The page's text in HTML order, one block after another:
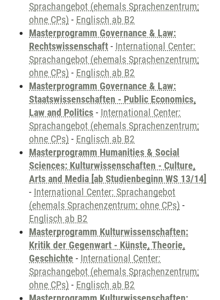
Sprachangebot (ehemals Sprachenzentrum;
ohne CPs) - Englisch ab B2
Masterprogramm Governance & Law:
Rechtswissenschaft - International Center:
Sprachangebot (ehemals Sprachenzentrum;
ohne CPs) - Englisch ab B2
Masterprogramm Governance & Law:
Staatswissenschaften - Public Economics,
Law and Politics - International Center:
Sprachangebot (ehemals Sprachenzentrum;
ohne CPs) - Englisch ab B2
Masterprogramm Humanities & Social
Sciences: Kulturwissenschaften - Culture,
Arts and Media [ab Studienbeginn WS 13/14]
- International Center: Sprachangebot
(ehemals Sprachenzentrum; ohne CPs) -
Englisch ab B2
Masterprogramm Kulturwissenschaften:
Kritik der Gegenwart - Künste, Theorie,
Geschichte - International Center:
Sprachangebot (ehemals Sprachenzentrum;
ohne CPs) - Englisch ab B2